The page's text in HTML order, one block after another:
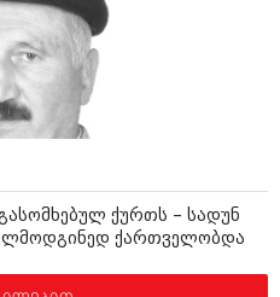
ქურთს – სადუნ
ქართველობდა